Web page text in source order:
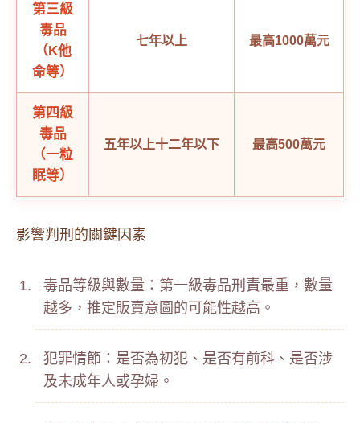
第三級
毒品
（K他
命等）
七年以上 最高1000萬元
第四級
毒品
（一粒
眠等）
五年以上十二年以下 最高500萬元
影響判刑的關鍵因素
毒品等級與數量：第一級毒品刑責最重，數量
越多，推定販賣意圖的可能性越高。
犯罪情節：是否為初犯、是否有前科、是否涉
及未成年人或孕婦。